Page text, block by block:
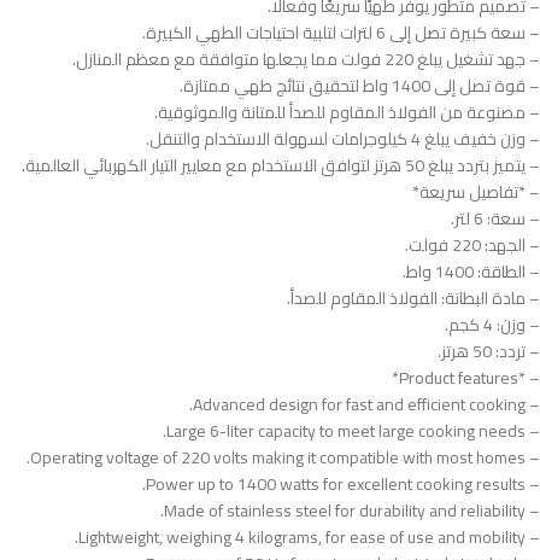
– سعة كبيرة تصل إلى 6 لترات لتلبية احتياجات الطهي الكبيرة.
– جهد تشغيل يبلغ 220 فولت مما يجعلها متوافقة مع معظم المنازل.
– قوة تصل إلى 1400 واط لتحقيق نتائج طهي ممتازة.
– مصنوعة من الفولاذ المقاوم للصدأ للمتانة والموثوقية.
– وزن خفيف يبلغ 4 كيلوجرامات لسهولة الاستخدام والتنقل.
– يتميز بتردد يبلغ 50 هرتز لتوافق الاستخدام مع معايير التيار الكهربائي العالمية.
– *تفاصيل سريعة*
– سعة: 6 لتر.
– الجهد: 220 فولت.
– الطاقة: 1400 واط.
– مادة البطانة: الفولاذ المقاوم للصدأ.
– وزن: 4 كجم.
– تردد: 50 هرتز.
– *Product features*
– Advanced design for fast and efficient cooking.
– Large 6-liter capacity to meet large cooking needs.
– Operating voltage of 220 volts making it compatible with most homes.
– Power up to 1400 watts for excellent cooking results.
– Made of stainless steel for durability and reliability.
– Lightweight, weighing 4 kilograms, for ease of use and mobility.